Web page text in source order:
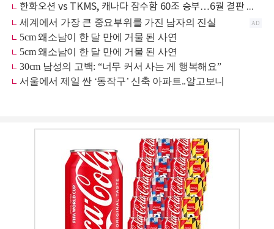
한화오션 vs TKMS, 캐나다 잠수함 60조 승부…6월 결판 임박